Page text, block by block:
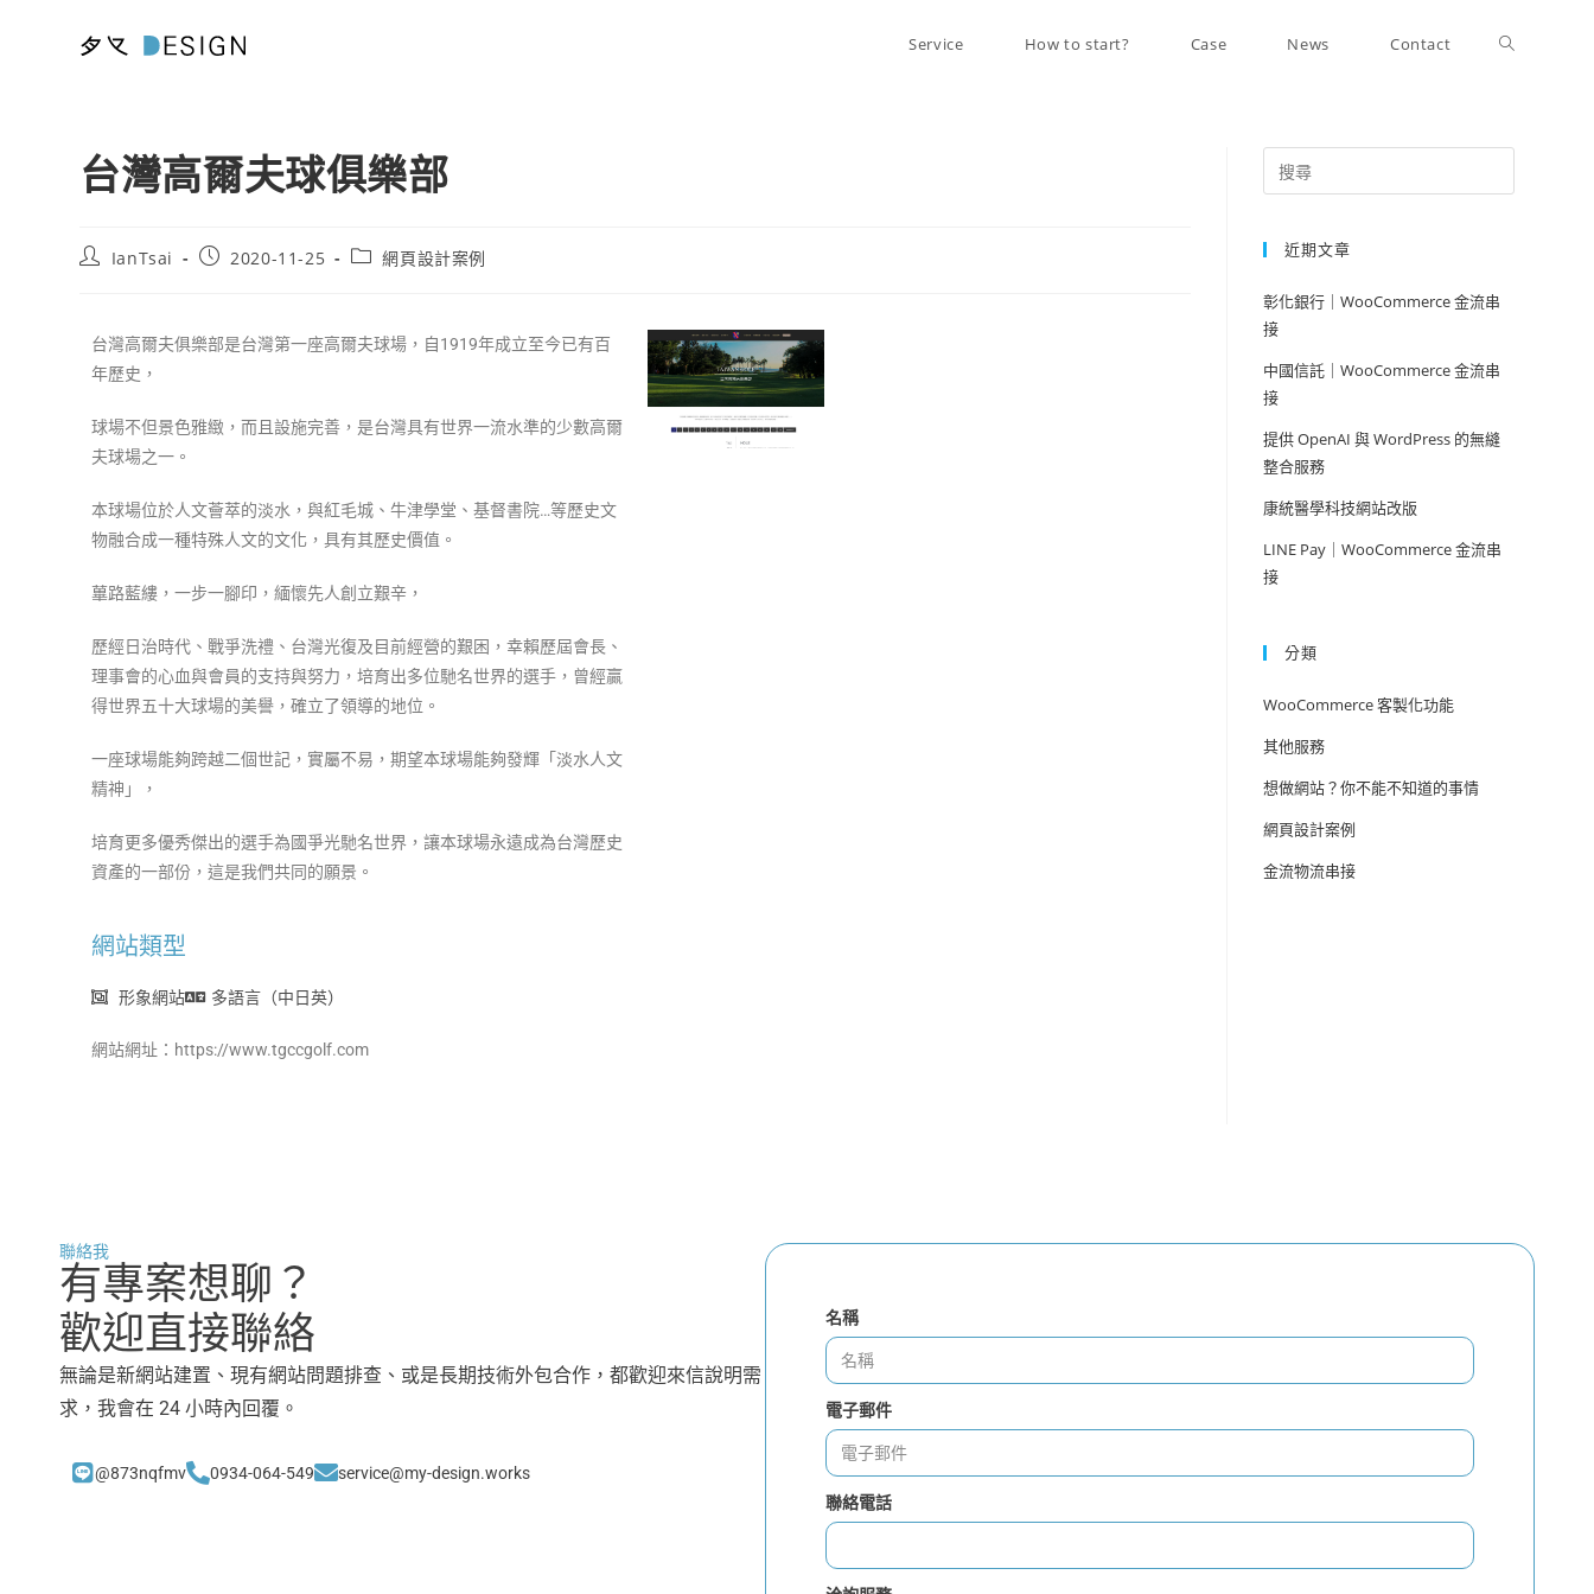
Service How to start? Case News Contact
台灣高爾夫球俱樂部
IanTsai 2020-11-25 網頁設計案例
台灣高爾夫俱樂部是台灣第一座高爾夫球場，自1919年成立至今已有百
年歷史，
球場不但景色雅緻，而且設施完善，是台灣具有世界一流水準的少數高爾
夫球場之一。
本球場位於人文薈萃的淡水，與紅毛城、牛津學堂、基督書院…等歷史文
物融合成一種特殊人文的文化，具有其歷史價值。
蓽路藍縷，一步一腳印，緬懷先人創立艱辛，
歷經日治時代、戰爭洗禮、台灣光復及目前經營的艱困，幸賴歷屆會長、
理事會的心血與會員的支持與努力，培育出多位馳名世界的選手，曾經贏
得世界五十大球場的美譽，確立了領導的地位。
一座球場能夠跨越二個世記，實屬不易，期望本球場能夠發輝「淡水人文
精神」，
培育更多優秀傑出的選手為國爭光馳名世界，讓本球場永遠成為台灣歷史
資產的一部份，這是我們共同的願景。
網站類型
形象網站 多語言（中日英）
網站網址：https://www.tgccgolf.com
近期文章
彰化銀行｜WooCommerce 金流串
接
中國信託｜WooCommerce 金流串
接
提供 OpenAI 與 WordPress 的無縫
整合服務
康統醫學科技網站改版
LINE Pay｜WooCommerce 金流串
接
分類
WooCommerce 客製化功能
其他服務
想做網站？你不能不知道的事情
網頁設計案例
金流物流串接
聯絡我
有專案想聊？
歡迎直接聯絡
無論是新網站建置、現有網站問題排查、或是長期技術外包合作，都歡迎來信說明需
求，我會在 24 小時內回覆。
@873nqfmv 0934-064-549 service@my-design.works
名稱
電子郵件
聯絡電話